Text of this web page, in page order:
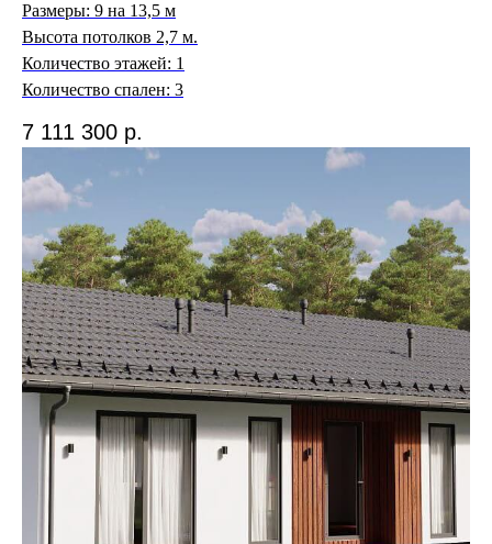
Размеры: 9 на 13,5 м
Высота потолков 2,7 м.
Количество этажей: 1
Количество спален: 3
7 111 300 р.